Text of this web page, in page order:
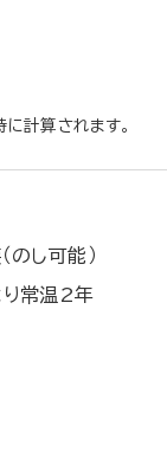
計算されます。
のし可能）
り常温2年